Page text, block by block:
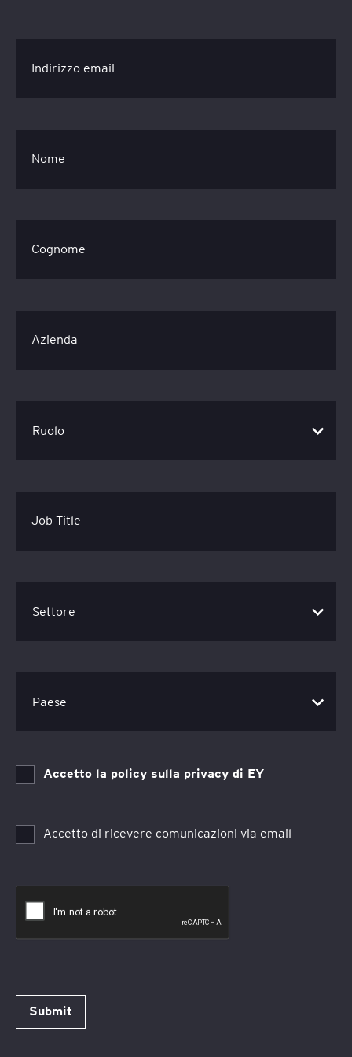
Indirizzo email
Nome
Cognome
Azienda
Job Title
Accetto la policy sulla privacy di EY
Accetto di ricevere comunicazioni via email
Submit